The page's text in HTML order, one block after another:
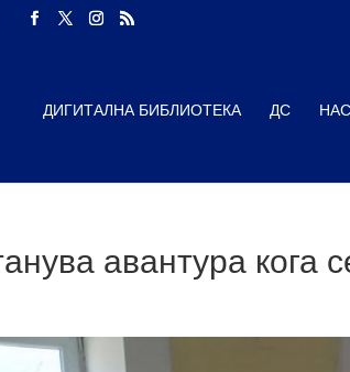
ДИГИТАЛНА БИБЛИОТЕКА ДС
авантура кога